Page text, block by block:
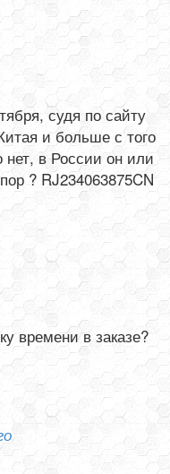
судя по сайту
и больше с того
нет, в России он или
? RJ234063875CN
времени в заказе?